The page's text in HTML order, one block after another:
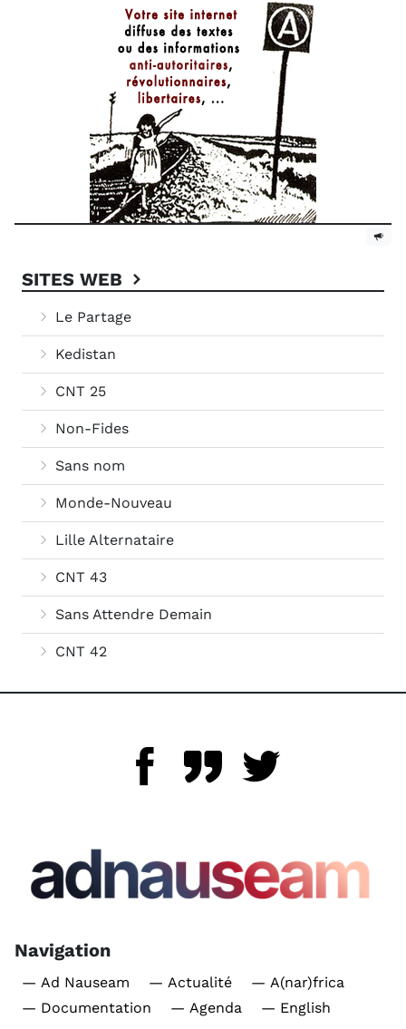
SITES WEB
Le Partage
Kedistan
CNT 25
Non-Fides
Sans nom
Monde-Nouveau
Lille Alternataire
CNT 43
Sans Attendre Demain
CNT 42
Navigation
— Ad Nauseam — Actualité
— A(nar)frica
— Documentation
— Agenda — English